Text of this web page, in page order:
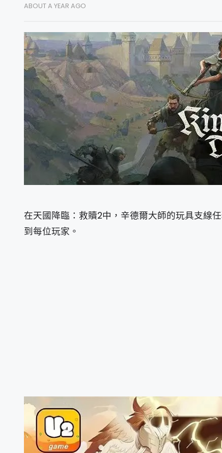
ABOUT A YEAR AGO
在天國降臨：救贖2中，辛德爾大師的玩具支線
到每位玩家。